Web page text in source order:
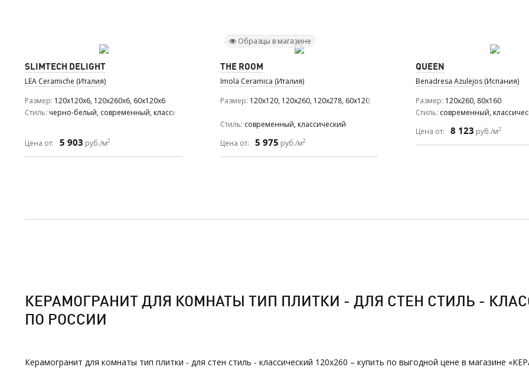
SLIMTECH DELIGHT
LEA Ceramiche (Италия)
Размер 120x120x6, 120x260x6, 60x120x6
Стиль черно-белый, современный, классический
Цена от: 5 903 руб./м2
Образцы в магазине
THE ROOM
Imola Ceramica (Италия)
Размер 120x120, 120x260, 120x278, 60x120, 60x60
Стиль современный, классический
Цена от:
5 975 руб./м2
QUEEN
Benadresa Azulejos (Испания)
Размер 120x260, 80x160
Стиль современный,
Цена от:
8 123 руб./м2
КЕРАМОГРАНИТ ДЛЯ КОМНАТЫ ТИП ПЛИТКИ - ДЛЯ СТЕН СТИЛЬ -
ПО РОССИИ
Керамогранит для комнаты тип плитки - для стен стиль - классический 120х260 – купить по выгодной цене в магазине